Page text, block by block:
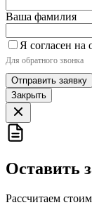
Ваша фамилия
Я согласен на
Для обратного звонка
Отправить заявку
Закрыть
Оставить
Рассчитаем